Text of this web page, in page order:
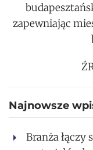
zapewniając
Najnowsze
Branża łączy